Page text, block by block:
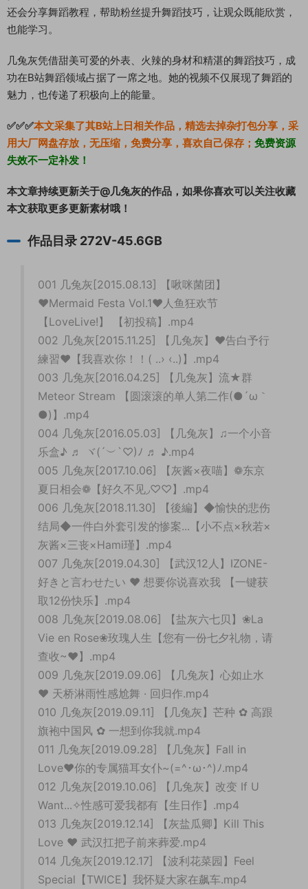
还会分享舞蹈教程，帮助粉丝提升舞蹈技巧，让观众既能欣赏，
也能学习。
几兔灰凭借甜美可爱的外表、火辣的身材和精湛的舞蹈技巧，成
功在B站舞蹈领域占据了一席之地。她的视频不仅展现了舞蹈的
魅力，也传递了积极向上的能量。
✅✅✅本文采集了其B站上日相关作品，精选去掉杂打包分享，采
用大厂网盘存放，无压缩，免费分享，喜欢自己保存； 免费资源
失效不一定补发！
本文章持续更新关于@几兔灰的作品，如果你喜欢可以关注收藏
本文获取更多更新素材哦！
作品目录 272V-45.6GB
001 几兔灰[2015.08.13] 【啾咪菌团】
♥Mermaid Festa Vol.1♥人鱼狂欢节
【LoveLive!】 【初投稿】.mp4
002 几兔灰[2015.11.25] 【几兔灰】❤告白予行
練習❤【我喜欢你！！( ..› ‹..)】.mp4
003 几兔灰[2016.04.25] 【几兔灰】流★群
Meteor Stream 【圆滚滚的单人第二作(●´ω｀
●)】.mp4
004 几兔灰[2016.05.03] 【几兔灰】♫一个小音
乐盒♪ ♬ ヾ(´︶`♡)ﾉ ♬ ♪.mp4
005 几兔灰[2017.10.06] 【灰酱×夜喵】❁东京
夏日相会❁【好久不见◞♡♡】.mp4
006 几兔灰[2018.11.30] 【後編】◆愉快的悲伤
结局◆一件白外套引发的惨案...【小不点×秋若×
灰酱×三丧×Hami瑾】.mp4
007 几兔灰[2019.04.30] 【武汉12人】IZONE-
好きと言わせたい ♥ 想要你说喜欢我 【一键获
取12份快乐】.mp4
008 几兔灰[2019.08.06] 【盐灰六七贝】❀La
Vie en Rose❀玫瑰人生【您有一份七夕礼物，请
查收~♥】.mp4
009 几兔灰[2019.09.06] 【几兔灰】心如止水
♥ 天桥淋雨性感尬舞 · 回归作.mp4
010 几兔灰[2019.09.11] 【几兔灰】芒种 ✿ 高跟
旗袍中国风 ✿ 一想到你我就.mp4
011 几兔灰[2019.09.28] 【几兔灰】Fall in
Love❤️你的专属猫耳女仆~(=^･ω･^)ﾉ.mp4
012 几兔灰[2019.10.06] 【几兔灰】改变 If U
Want...✧性感可爱我都有【生日作】.mp4
013 几兔灰[2019.12.14] 【灰盐瓜卿】Kill This
Love ♥ 武汉扛把子前来葬爱.mp4
014 几兔灰[2019.12.17] 【波利花菜园】Feel
Special【TWICE】我怀疑大家在飙车.mp4